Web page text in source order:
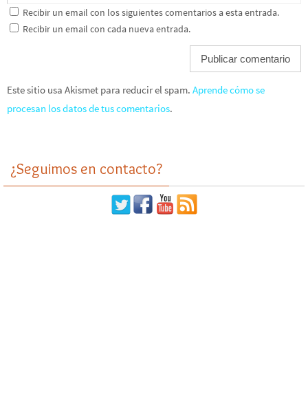
Recibir un email con los siguientes comentarios a esta entrada.
Recibir un email con cada nueva entrada.
Este sitio usa Akismet para reducir el spam. Aprende cómo se
procesan los datos de tus comentarios.
¿Seguimos en contacto?